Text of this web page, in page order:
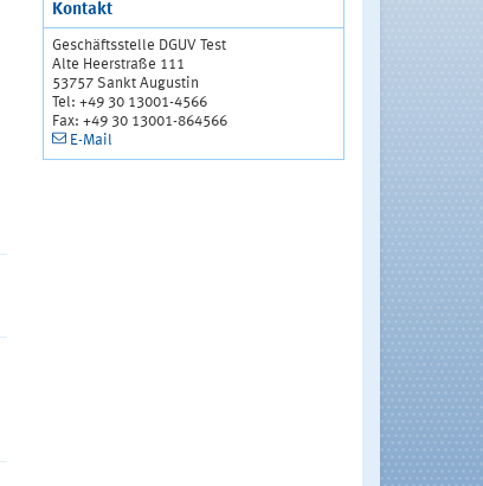
Kontakt
Geschäftsstelle DGUV Test
Alte Heerstraße 111
53757 Sankt Augustin
Tel: +49 30 13001-4566
Fax: +49 30 13001-864566
E-Mail